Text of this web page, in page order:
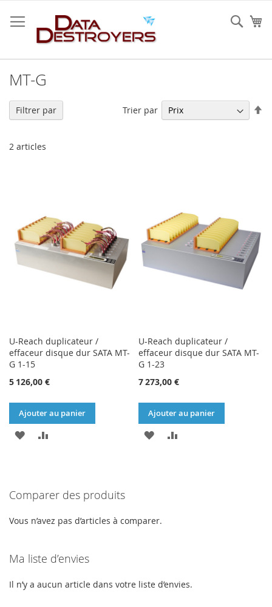
au
contenu
MT-G
2 articles
Trier par
U-Reach duplicateur /
effaceur disque dur SATA MT-
G 1-15
5 126,00 €
Ajouter au panier
AJOUTER
LISTE
D’ENVIE
U-Reach duplicateur /
effaceur disque dur SATA MT-
G 1-23
7 273,00 €
Ajouter au panier
AJOUTER
D’ENVIE
Filtrer par
Comparer des produits
Vous n’avez pas d’articles à comparer.
Ma liste d’envies
Il n’y a aucun article dans votre liste d’envies.